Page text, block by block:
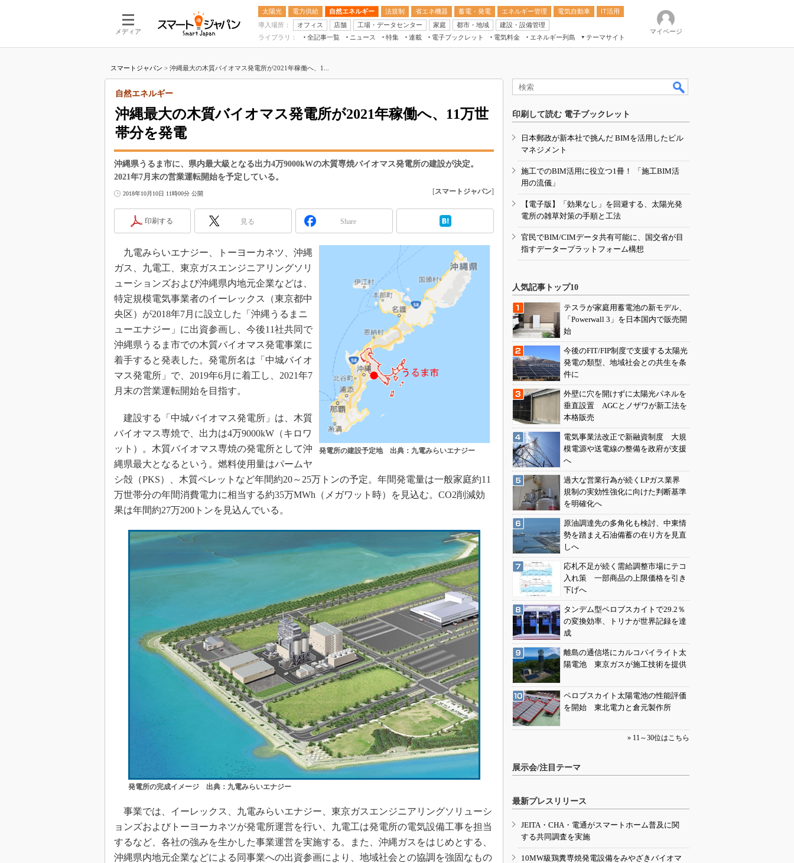
メディア
太陽光 電力供給 自然エネルギー 法規制 省エネ機器 蓄電・発電 エネルギー管理 電気自動車
IT活用
導入場所：
オフィス 店舗 工場・データセンター 家庭 都市・地域
建設・設備管理
ライブラリ：
全記事一覧 ニュース 特集 連載 電子ブックレット 電気料金 エネルギー列島
テーマサイト
新電力
電気料金ガイドブック
BEMS
マイページ
スマートジャパン > 沖縄最大の木質バイオマス発電所が2021年稼働へ、1...
沖縄最大の木質バイオマス発電所が2021年稼働へ、11万世
帯分を発電
自然エネルギー
沖縄県うるま市に、県内最大級となる出力4万9000kWの木質専焼バイオマス発電所の建設が決定。
2021年7月末の営業運転開始を予定している。
2018年10月10日 11時00分 公開 [スマートジャパン]
印刷する 見る Share
発電所の建設予定地 出典：九電みらいエナジー
九電みらいエナジー、トーヨーカネツ、沖縄
ガス、九電工、東京ガスエンジニアリングソリ
ューションズおよび沖縄県内地元企業などは、
特定規模電気事業者のイーレックス（東京都中
央区）が2018年7月に設立した「沖縄うるまニ
ューエナジー」に出資参画し、今後11社共同で
沖縄県うるま市での木質バイオマス発電事業に
着手すると発表した。発電所名は「中城バイオ
マス発電所」で、2019年6月に着工し、2021年7
月末の営業運転開始を目指す。
建設する「中城バイオマス発電所」は、木質
バイオマス専焼で、出力は4万9000kW（キロワ
ット）。木質バイオマス専焼の発電所として沖
縄県最大となるという。燃料使用量はパームヤ
シ殻（PKS）、木質ペレットなど年間約20～25万トンの予定。年間発電量は一般家庭約11
万世帯分の年間消費電力に相当する約35万MWh（メガワット時）を見込む。CO2削減効
果は年間約27万200トンを見込んでいる。
発電所の完成イメージ 出典：九電みらいエナジー
事業では、イーレックス、九電みらいエナジー、東京ガスエンジニアリングソリューシ
ョンズおよびトーヨーカネツが発電所運営を行い、九電工は発電所の電気設備工事を担当
するなど、各社の強みを生かした事業運営を実施する。また、沖縄ガスをはじめとする、
沖縄県内地元企業などによる同事業への出資参画により、地域社会との協調を強固なもの
印刷して読む 電子ブックレット
日本郵政が新本社で挑んだ BIMを活用したビル
マネジメント
施工でのBIM活用に役立つ1冊！ 「施工BIM活
用の流儀」
【電子版】「効果なし」を回避する、太陽光発
電所の雑草対策の手順と工法
官民でBIM/CIMデータ共有可能に、国交省が目
指すデータープラットフォーム構想
人気記事トップ10
テスラが家庭用蓄電池の新モデル、
「Powerwall 3」を日本国内で販売開
始
今後のFIT/FIP制度で支援する太陽光
発電の類型、地域社会との共生を条
件に
外壁に穴を開けずに太陽光パネルを
垂直設置 AGCとノザワが新工法を
本格販売
電気事業法改正で新融資制度 大規
模電源や送電線の整備を政府が支援
へ
過大な営業行為が続くLPガス業界
規制の実効性強化に向けた判断基準
を明確化へ
原油調達先の多角化も検討、中東情
勢を踏まえ石油備蓄の在り方を見直
しへ
応札不足が続く需給調整市場にテコ
入れ策 一部商品の上限価格を引き
下げへ
タンデム型ペロブスカイトで29.2％
の変換効率、トリナが世界記録を達
成
離島の通信塔にカルコパイライト太
陽電池 東京ガスが施工技術を提供
ペロブスカイト太陽電池の性能評価
を開始 東北電力と倉元製作所
» 11～30位はこちら
展示会/注目テーマ
最新プレスリリース
JEITA・CHA・電通がスマートホーム普及に関
する共同調査を実施
10MW級鶏糞専焼発電設備をみやざきバイオマ